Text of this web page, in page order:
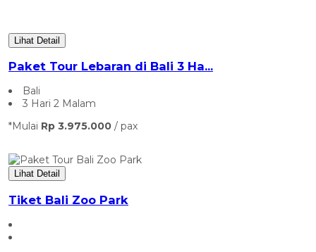
Lihat Detail
Paket Tour Lebaran di Bali 3 Ha...
Bali
3 Hari 2 Malam
*Mulai Rp 3.975.000 / pax
Lihat Detail
Tiket Bali Zoo Park